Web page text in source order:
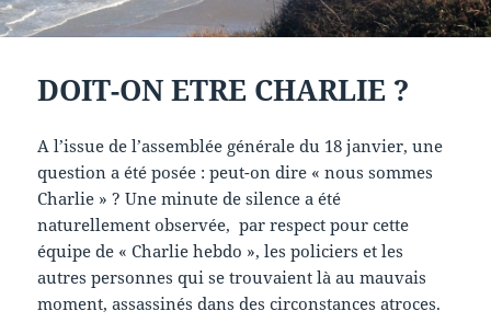
DOIT-ON ETRE CHARLIE ?
A l’issue de l’assemblée générale du 18 janvier, une
question a été posée : peut-on dire « nous sommes
Charlie » ? Une minute de silence a été
naturellement observée, par respect pour cette
équipe de « Charlie hebdo », les policiers et les
autres personnes qui se trouvaient là au mauvais
moment, assassinés dans des circonstances atroces.